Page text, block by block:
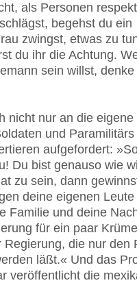
als Personen
begehst du ein
zwingst, etwas zu
du ihr die Achtung.
sein willst,
nicht nur an die eigene
und
aufgefordert:
Du bist genauso wie
zu sein, dann
deine eigenen Leute
Familie und deine
für ein paar
die nur den
läßt.« Und das
veröffentlicht die